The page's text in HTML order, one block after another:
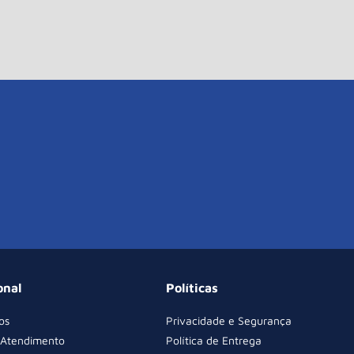
Políticas
Privacidade e Segurança
Política de Entrega